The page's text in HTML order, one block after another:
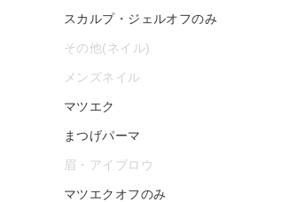
スカルプ・ジェルオフのみ
その他(ネイル)
メンズネイル
マツエク
まつげパーマ
眉・アイブロウ
マツエクオフのみ